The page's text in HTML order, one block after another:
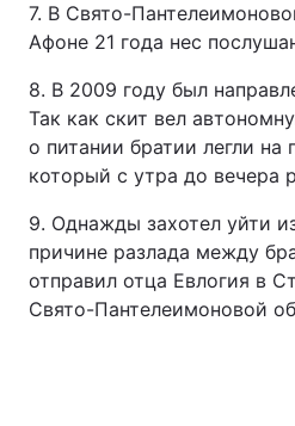
7. В Свято-
Афоне 21 года нес
8. В 2009 году был
Так как скит вел
о питании братии легли на
который с утра до вечера
9. Однажды захотел уйти
причине разлада между
отправил отца Евлогия в
Свято-Пантелеимоновой